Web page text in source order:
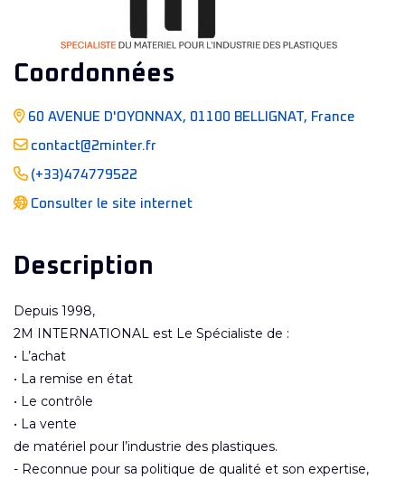
Coordonnées
60 AVENUE D'OYONNAX, 01100 BELLIGNAT, France
contact@2minter.fr
(+33)474779522
Consulter le site internet
Description
Depuis 1998,
2M INTERNATIONAL est Le Spécialiste de :
• L’achat
• La remise en état
• Le contrôle
• La vente
de matériel pour l’industrie des plastiques.
- Reconnue pour sa politique de qualité et son expertise,